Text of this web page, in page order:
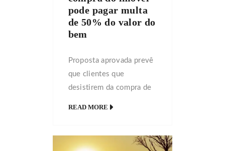
pode pagar multa
de 50% do valor do
bem
Proposta aprovada prevê
que clientes que
desistirem da compra de
valor já pago à
READ MORE